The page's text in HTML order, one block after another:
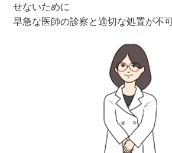
せないために
早急な医師の診察と適切な処置が不